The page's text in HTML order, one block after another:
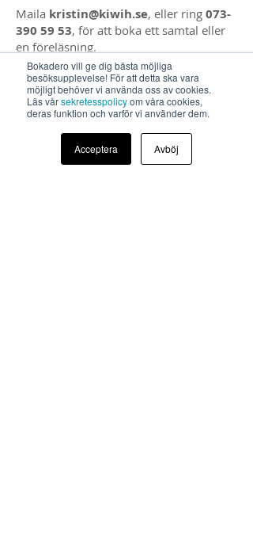
Bokadero vill ge dig bästa möjliga
besöksupplevelse! För att detta ska vara
möjligt behöver vi använda oss av cookies.
Läs vårsekretesspolicyom våra cookies,
deras funktion och varför vi använder dem.
Acceptera Avböj
Maila kristin@kiwih.se, eller ring 073-
390 59 53, för att boka ett samtal eller
en föreläsning.
< Föregående Nästa >